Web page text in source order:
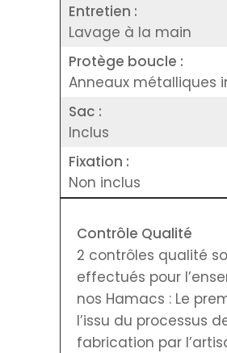
Entretien :
Lavage à la main
Protège boucle :
Anneaux métalliques
Sac :
Inclus
Fixation :
Non inclus
Contrôle Qualité
2 contrôles qualité
effectués pour
nos Hamacs : Le
l’issu du processus
fabrication par